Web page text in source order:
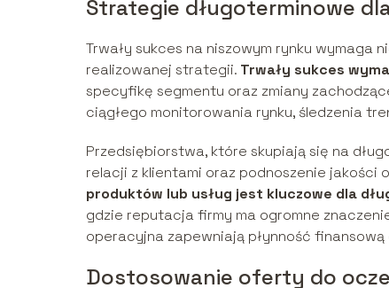
Strategie długoterminowe
Trwały sukces na niszowym rynku wymaga
realizowanej strategii. Trwały sukces
specyfikę segmentu oraz zmiany
ciągłego monitorowania rynku, śledzenia
Przedsiębiorstwa, które skupiają się na
relacji z klientami oraz podnoszenie jakości
produktów lub usług jest kluczowe dla
gdzie reputacja firmy ma ogromne
operacyjna zapewniają płynność
Dostosowanie oferty do